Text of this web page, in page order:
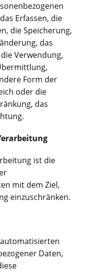
Erfassen, die
die Speicherung,
das
Verwendung,
Form der
oder die
das
ist die
mit dem Ziel,
einzuschränken.
Daten,